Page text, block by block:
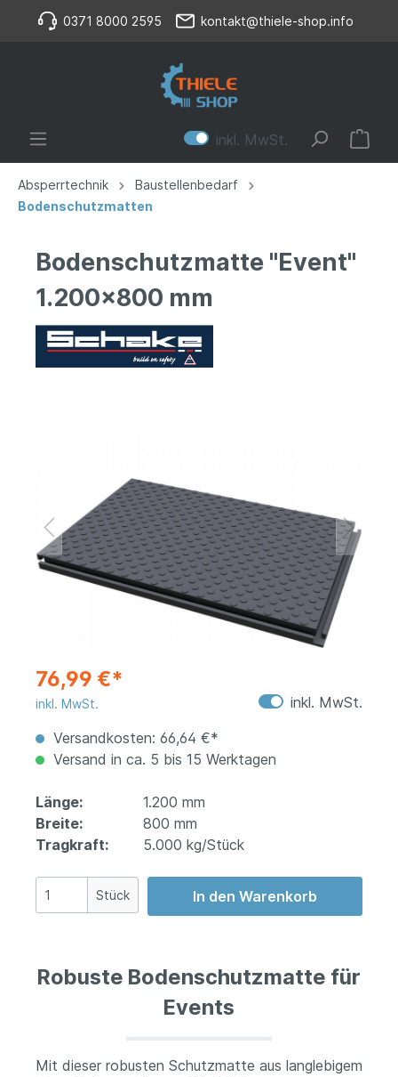
0371 8000 2595 kontakt@thiele-shop.info
inkl. MwSt.
Absperrtechnik
Baustellenbedarf
Bodenschutzmatten
Bodenschutzmatte "Event"
1.200x800 mm
76,99 €*
inkl. MwSt.
inkl. MwSt.
Versandkosten: 66,64 €*
Versand in ca. 5 bis 15 Werktagen
Länge:
1.200 mm
Breite:
800 mm
Tragkraft:
5.000 kg/Stück
Stück In den Warenkorb
Robuste Bodenschutzmatte für
Events
Mit dieser robusten Schutzmatte aus langlebigem